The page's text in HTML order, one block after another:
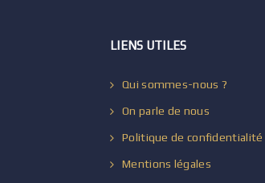
LIENS UTILES
Qui sommes-nous ?
On parle de nous
Politique de confidentialité
Mentions légales